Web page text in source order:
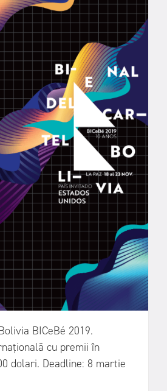
BICeBé 2019.
cu premii în
dolari. Deadline: 8 martie